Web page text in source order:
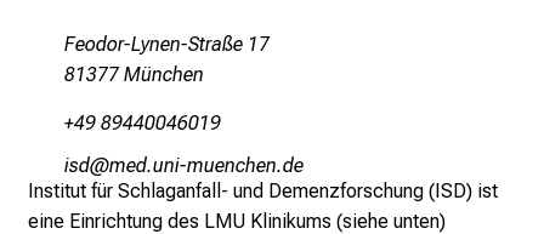
Feodor-Lynen-Straße 17
81377 München
+49 89440046019
lcm
vim fu:l_:vfiuyziu/mi
Institut für Schlaganfall- und Demenzforschung (ISD) ist
eine Einrichtung des LMU Klinikums (siehe unten)